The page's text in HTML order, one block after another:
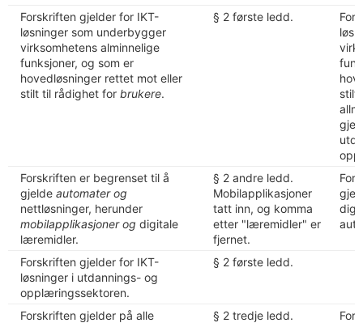
Forskriften gjelder for IKT-
løsninger som underbygger
virksomhetens alminnelige
funksjoner, og som er
hovedløsninger rettet mot eller
stilt til rådighet for brukere.
§ 2 første ledd.
stilt
Forskriften er begrenset til å
gjelde automater og
nettløsninger, herunder
mobilapplikasjoner og digitale
læremidler.
§ 2 andre ledd.
Mobilapplikasjoner
tatt inn, og komma
etter "læremidler" er
fjernet.
Forskriften gjelder for IKT-
løsninger i utdannings- og
opplæringssektoren.
§ 2 første ledd.
Forskriften gjelder på alle
§ 2 tredje ledd.